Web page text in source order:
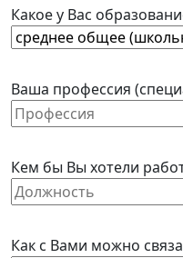
Какое у Вас
Ваша профессия
Кем бы Вы хотели
Как с Вами можно